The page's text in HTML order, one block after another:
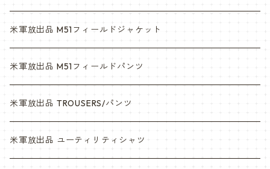
6c
デザート
デザートマーパット
ABU
3c
6c
デザート
デザートマーパット
米軍放出品 M51フィールドジャケット
米軍放出品 M51フィールドパンツ
米軍放出品 TROUSERS/パンツ
米軍放出品 ユーティリティシャツ